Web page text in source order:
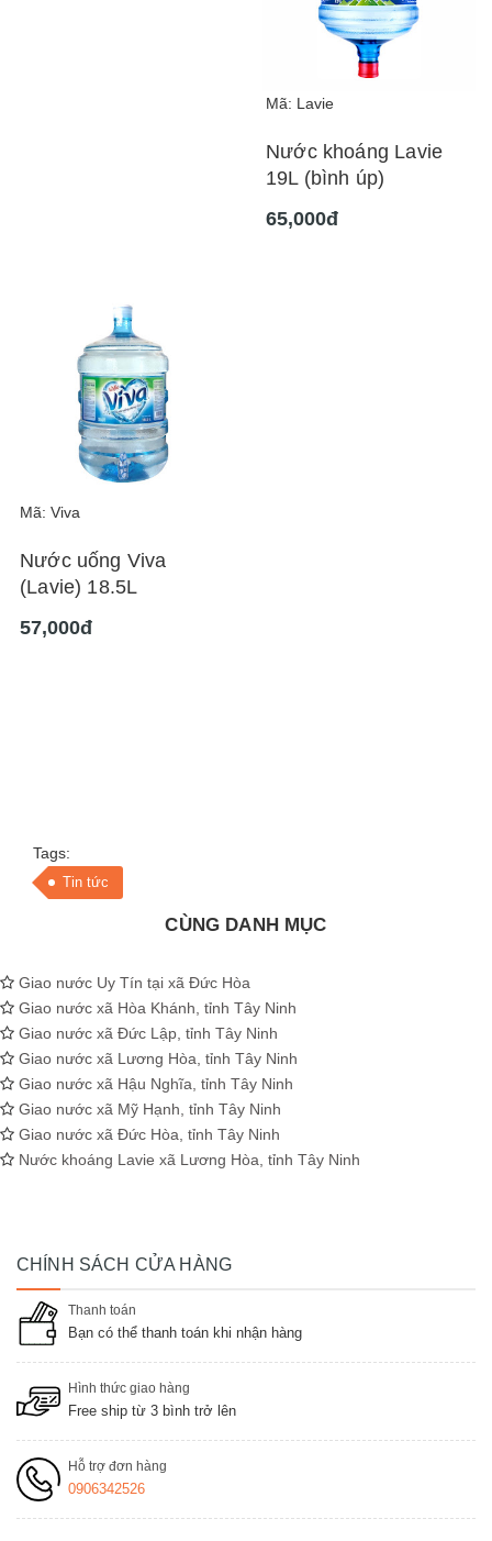
Mã: Lavie
Nước khoáng Lavie
19L (bình úp)
65,000đ
Mã: Viva
Nước uống Viva
(Lavie) 18.5L
57,000đ
Tags:
Tin tức
CÙNG DANH MỤC
Giao nước Uy Tín tại xã Đức Hòa
Giao nước xã Hòa Khánh, tỉnh Tây Ninh
Giao nước xã Đức Lập, tỉnh Tây Ninh
Giao nước xã Lương Hòa, tỉnh Tây Ninh
Giao nước xã Hậu Nghĩa, tỉnh Tây Ninh
Giao nước xã Mỹ Hạnh, tỉnh Tây Ninh
Giao nước xã Đức Hòa, tỉnh Tây Ninh
Nước khoáng Lavie xã Lương Hòa, tỉnh Tây Ninh
CHÍNH SÁCH CỬA HÀNG
Thanh toán
Bạn có thể thanh toán khi nhận hàng
Hình thức giao hàng
Free ship từ 3 bình trở lên
Hỗ trợ đơn hàng
0906342526